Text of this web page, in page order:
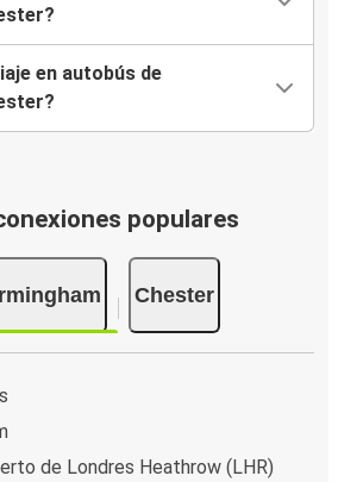
en autobús de
populares
Chester
de Londres Heathrow (LHR)